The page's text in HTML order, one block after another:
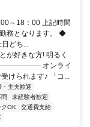
～18：00 上記時間
務となります。 ◆
どち...
が好きな方! 明るく
オンライ
けられます♪ 「コ...
・主夫歓迎
未経験者歓迎
クOK
交通費支給